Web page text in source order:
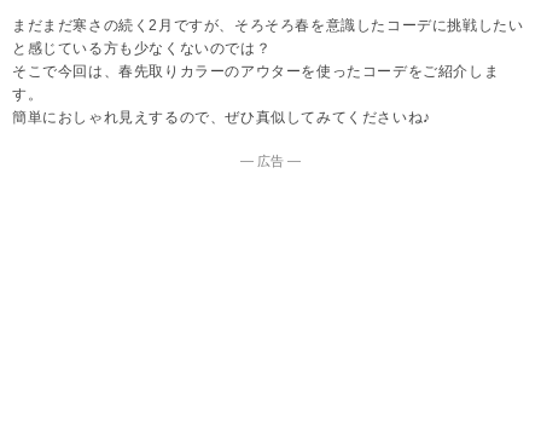
まだまだ寒さの続く2月ですが、そろそろ春を意識したコーデに挑戦したい
と感じている方も少なくないのでは？
そこで今回は、春先取りカラーのアウターを使ったコーデをご紹介しま
す。
簡単におしゃれ見えするので、ぜひ真似してみてくださいね♪
― 広告 ―